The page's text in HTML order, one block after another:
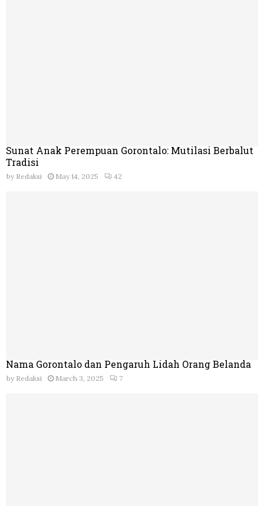
Sunat Anak Perempuan Gorontalo: Mutilasi Berbalut
Tradisi
by Redaksi May 14, 2025 42
Nama Gorontalo dan Pengaruh Lidah Orang Belanda
by Redaksi March 3, 2025 7